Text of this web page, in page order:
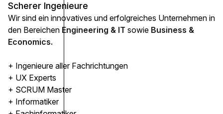
Scherer Ingenieure
Wir sind ein innovatives und erfolgreiches Unternehmen in
den Bereichen Engineering & IT sowie Business &
Economics.
+ Ingenieure aller Fachrichtungen
+ UX Experts
+ SCRUM Master
+ Informatiker